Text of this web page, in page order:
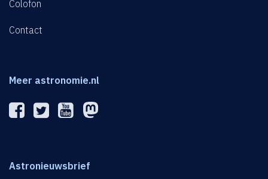
Colofon
Contact
Meer astronomie.nl
Astronieuwsbrief